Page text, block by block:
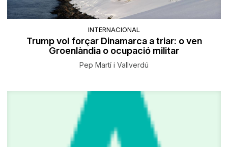
INTERNACIONAL
Trump vol forçar Dinamarca a triar: o ven
Groenlàndia o ocupació militar
Pep Martí i Vallverdú